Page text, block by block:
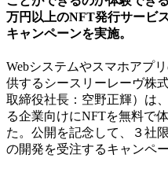
万円以上のNFT発行サービ
キャンペーンを実施。
Webシステムやスマホアプ
供するシースリーレーヴ株
取締役社長：空野正輝）は
る企業向けにNFTを無料で
た。公開を記念して、３社
の開発を受注するキャンペ